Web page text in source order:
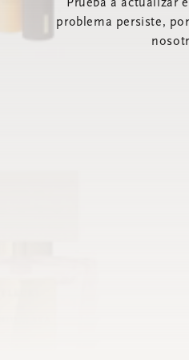
Prueba a actualizar
problema persiste,